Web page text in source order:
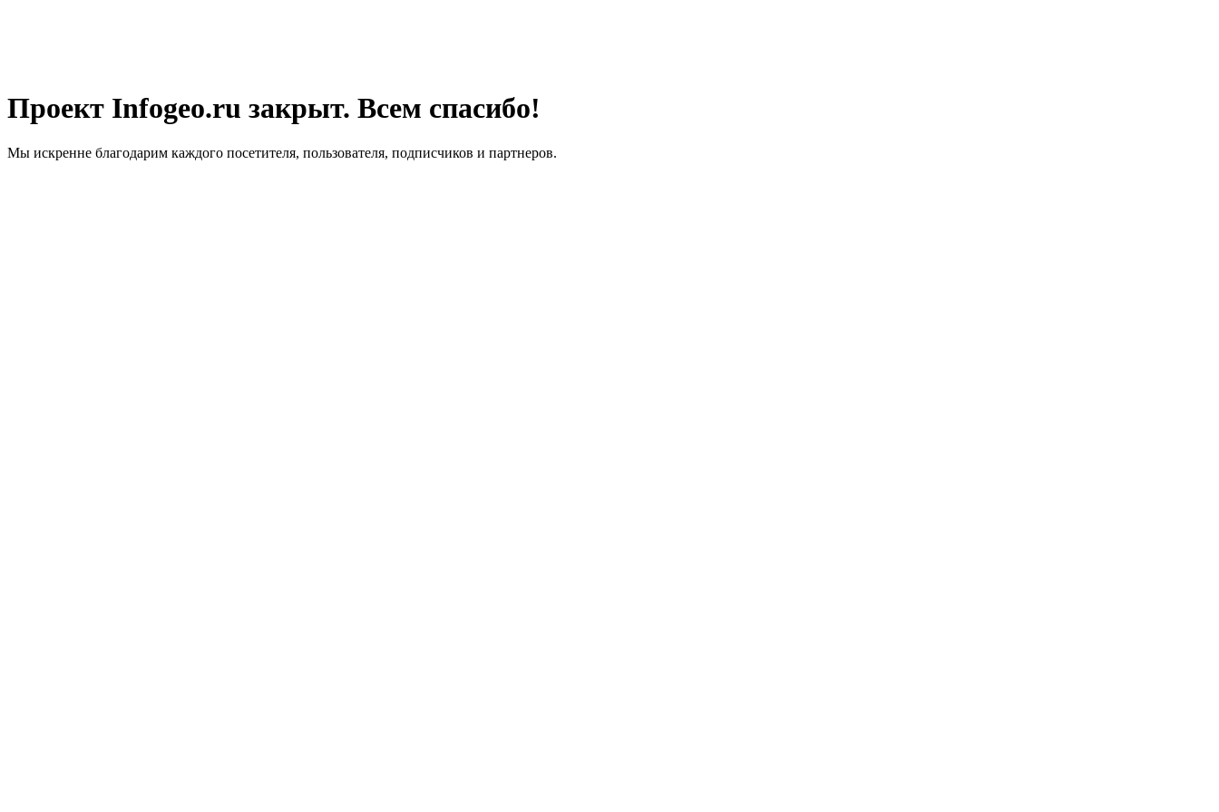
Проект Infogeo.ru закрыт. Всем спасибо!
Мы искренне благодарим каждого посетителя, пользователя, подписчиков и партнеров.